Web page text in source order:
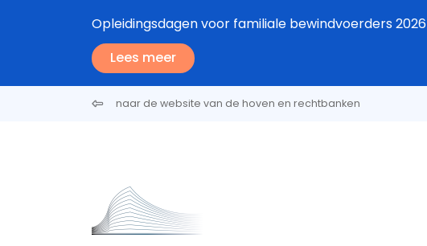
Opleidingsdagen voor familiale bewindvoerders 2026
Lees meer
naar de website van de hoven en rechtbanken